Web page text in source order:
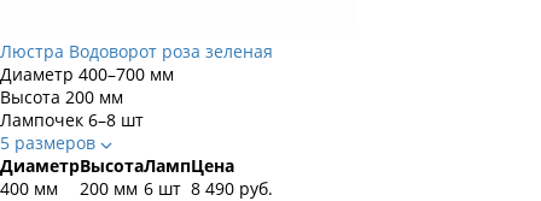
Люстра Водоворот роза зеленая
Диаметр 400–700 мм
Высота 200 мм
Лампочек 6–8 шт
5 размеров
ДиаметрВысотаЛампЦена
400 мм
200 мм 6 шт 8 490 руб.